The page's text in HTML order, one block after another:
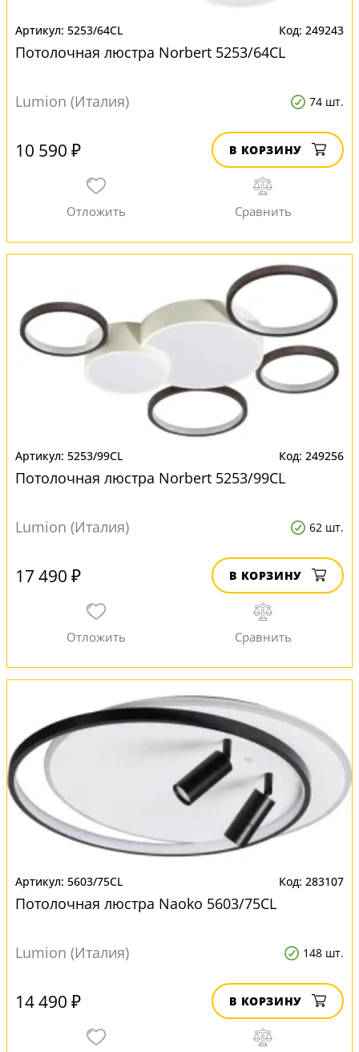
5253/64CL 249243
Потолочная люстра Norbert 5253/64CL
Lumion (Италия) 74 шт.
10 590 ₽ В КОРЗИНУ
5253/99CL 249256
Потолочная люстра Norbert 5253/99CL
Lumion (Италия) 62 шт.
17 490 ₽ В КОРЗИНУ
5603/75CL 283107
Потолочная люстра Naoko 5603/75CL
Lumion (Италия) 148 шт.
14 490 ₽ В КОРЗИНУ